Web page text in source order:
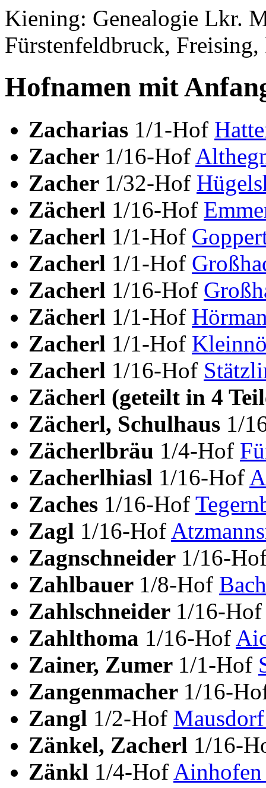
Kiening: Genealogie Lkr.
Fürstenfeldbruck, Freising,
Hofnamen mit
Zacharias 1/1-Hof
Zacher 1/16-Hof
Zacher 1/32-Hof
Zächerl 1/16-Hof
Zacherl 1/1-Hof
Zacherl 1/1-Hof
Zacherl 1/16-Hof
Zächerl 1/1-Hof
Zacherl 1/1-Hof
Zacherl 1/16-Hof
Zächerl (geteilt in 4
Zächerl, Schulhaus 1/
Zächerlbräu 1/4-Hof
Zacherlhiasl 1/16-Hof
Zaches 1/16-Hof
Zagl 1/16-Hof
Zagnschneider 1/16-
Zahlbauer 1/8-Hof
Zahlschneider 1/16-Hof
Zahlthoma 1/16-Hof
Zainer, Zumer 1/1-Hof
Zangenmacher 1/16-
Zangl 1/2-Hof
Zänkel, Zacherl 1/16-
Zänkl 1/4-Hof